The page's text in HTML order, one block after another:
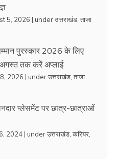
5, 2026 | underउत्तराखंड ताजा
पुरस्कार 2026 के लिए
तक करें अप्लाई
2026 | underउत्तराखंड ताजा
प्लेसमेंट पर छात्र-छात्राओं
2024 | underउत्तराखंड करियर